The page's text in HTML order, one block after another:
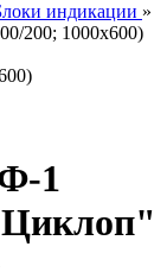
индикации »
200; 1000х600)
1